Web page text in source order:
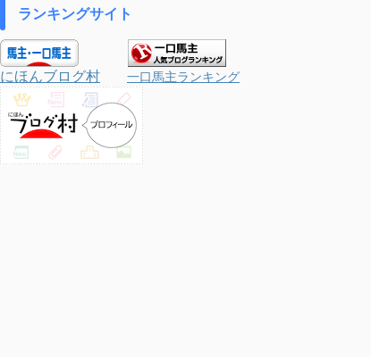
ランキングサイト
にほんブログ村 一口馬主ランキング